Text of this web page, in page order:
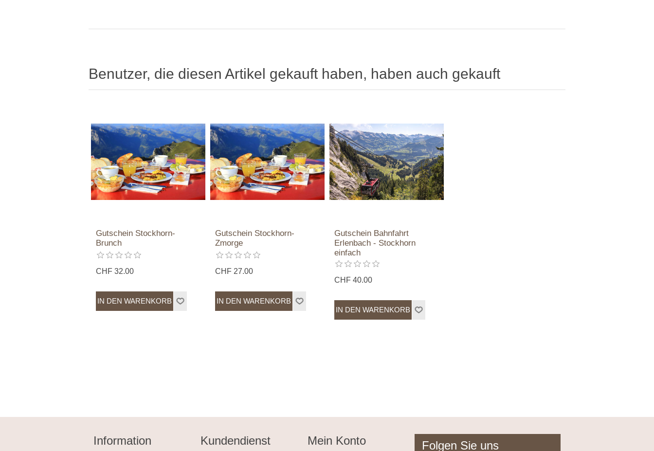
Benutzer, die diesen Artikel gekauft haben, haben auch gekauft
Gutschein Stockhorn-
Brunch
CHF 32.00
Gutschein Stockhorn-
Zmorge
CHF 27.00
Gutschein Bahnfahrt
Erlenbach - Stockhorn
einfach
CHF 40.00
Information Kundendienst Mein Konto Folgen Sie uns